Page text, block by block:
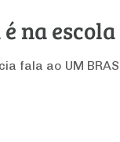
na
fala ao UM